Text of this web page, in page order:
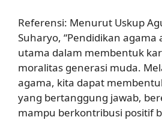
Referensi: Menurut Uskup
Suharyo, “Pendidikan agama
utama dalam membentuk
moralitas generasi muda.
agama, kita dapat
yang bertanggung jawab,
mampu berkontribusi positif